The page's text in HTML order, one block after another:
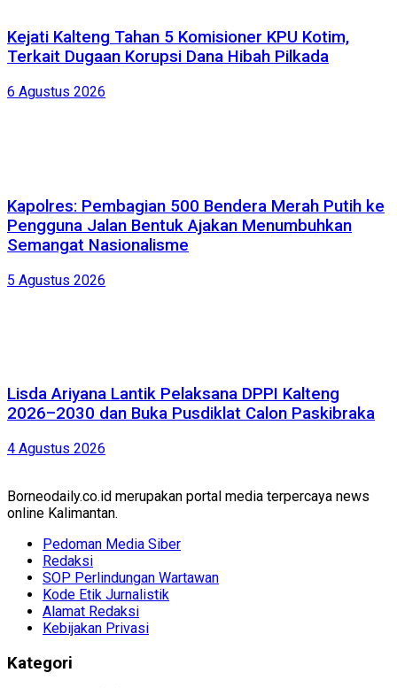
Kejati Kalteng Tahan 5 Komisioner KPU Kotim,
Terkait Dugaan Korupsi Dana Hibah Pilkada
6 Agustus 2026
Kapolres: Pembagian 500 Bendera Merah Putih ke
Pengguna Jalan Bentuk Ajakan Menumbuhkan
Semangat Nasionalisme
5 Agustus 2026
Lisda Ariyana Lantik Pelaksana DPPI Kalteng
2026–2030 dan Buka Pusdiklat Calon Paskibraka
4 Agustus 2026
Borneodaily.co.id merupakan portal media terpercaya news
online Kalimantan.
Pedoman Media Siber
Redaksi
SOP Perlindungan Wartawan
Kode Etik Jurnalistik
Alamat Redaksi
Kebijakan Privasi
Kategori